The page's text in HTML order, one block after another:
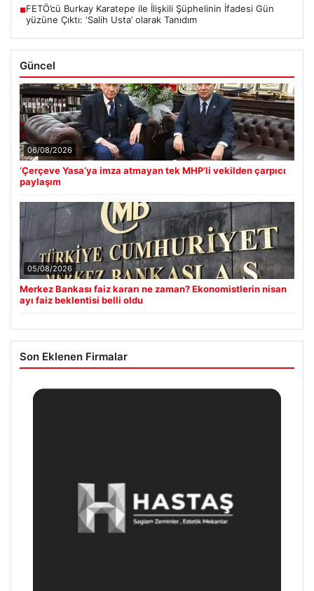
■FETÖ’cü Burkay Karatepe ile İlişkili Şüphelinin İfadesi Gün
yüzüne Çıktı: ‘Salih Usta’ olarak Tanıdım
Güncel
06/08/2026
‘Çerçeve Yasa’ya imza atmayan tek MHP’li vekilden çarpıcı
paylaşım
05/08/2026
Merkez Bankası faiz kararı ne zaman? Ekonomistlerin nisan
ayı faiz beklentisi belli oldu
Son Eklenen Firmalar